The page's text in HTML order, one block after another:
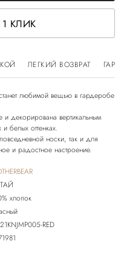
КЛИК
ЛЕГКИЙ ВОЗВРАТ
любимой вещью в гардеробе
декорирована вертикальным
белых оттенках.
носки, так и для
хлопок
RED